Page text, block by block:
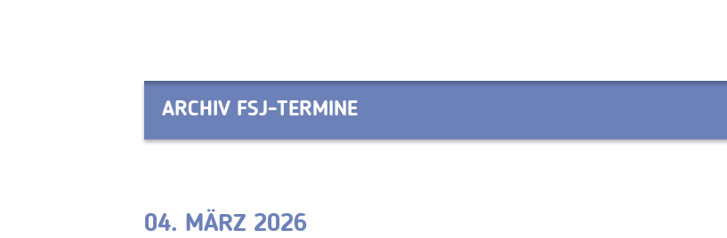
ARCHIV FSJ-TERMINE
04. MÄRZ 2026